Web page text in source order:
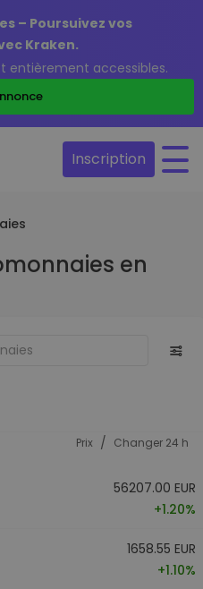
– Poursuivez vos
Kraken.
entièrement accessibles.
Inscription
en
Prix / Changer 24 h
56207.00 EUR
+1.20%
1658.55 EUR
+1.10%